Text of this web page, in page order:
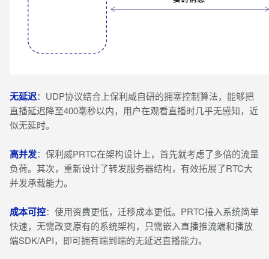
无延迟：UDP协议结合上保利威自研的拥塞控制算法，能够把
直播延迟降至400毫秒以内，用户在观看直播时几乎无感知，近
似无延时。
高并发：保利威PRTC在架构设计上，首先就考虑了多倍的流量
负荷。其次，重新设计了转发服务器结构，有效拓展了RTC大
并发承载能力。
成本可控：使用资费更低，迁移成本更低。PRTC接入系统简单
快速，无需改变原有的系统架构，只需嵌入直播推流端和播放
端SDK/API，即可拥有端到端的无延迟直播能力。